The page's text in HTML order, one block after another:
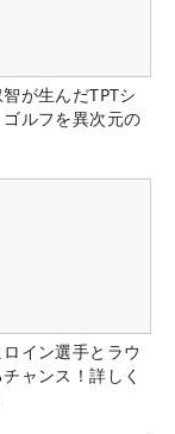
が生んだTPTシ
ルフを異次元の
イン選手とラウ
ャンス！詳しく